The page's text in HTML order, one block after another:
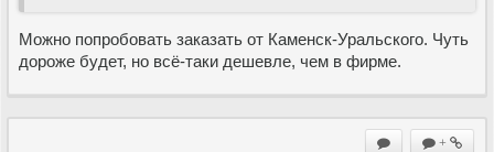
Можно попробовать заказать от Каменск-Уральского. Чуть
дороже будет, но всё-таки дешевле, чем в фирме.
+